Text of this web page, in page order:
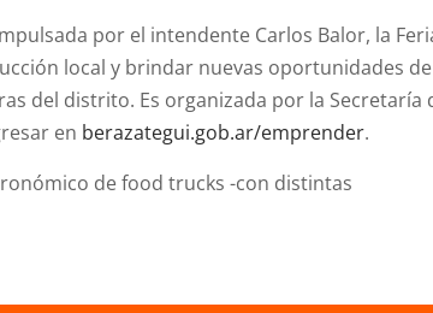
por el intendente Carlos Balor, la
local y brindar nuevas oportunidades de
del distrito. Es organizada por la Secretaría
en berazategui.gob.ar/emprender.
de food trucks -con distintas